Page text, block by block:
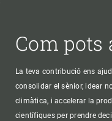
Com pots
La teva contribució ens
consolidar el sènior, idear
climàtica, i accelerar la
científiques per prendre